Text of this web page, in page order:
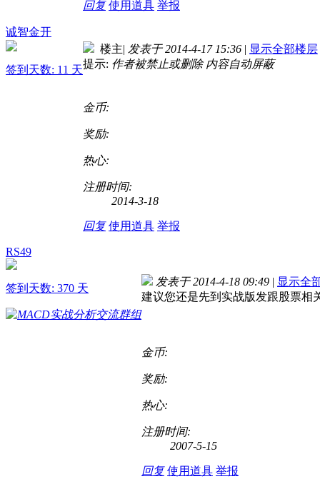
回复 使用道具 举报
诚智金开
签到天数: 11 天
楼主| 发表于 2014-4-17 15:36 | 显示全部楼层
提示: 作者被禁止或删除 内容自动屏蔽
金币:
奖励:
热心:
注册时间:
2014-3-18
回复 使用道具 举报
RS49
签到天数: 370 天
发表于 2014-4-18 09:49 | 显示全
建议您还是先到实战版发跟股票相
金币:
奖励:
热心:
注册时间:
2007-5-15
回复 使用道具 举报